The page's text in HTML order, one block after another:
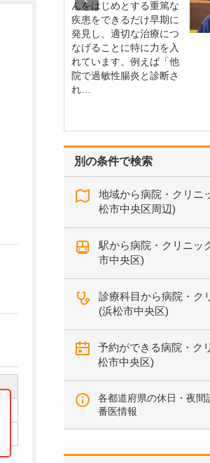
別の条件で検索
地域から病院・クリニ
松市中央区周辺)
駅から病院・クリニッ
市中央区)
診療科目から病院・ク
(浜松市中央区)
予約ができる病院・ク
松市中央区)
各都道府県の休日・夜間
番医情報
んをはじめとする重篤な
疾患をできるだけ早期に
発見し、適切な治療につ
なげることに特に力を入
れています。例えば「他
院で過敏性腸炎と診断さ
れ…